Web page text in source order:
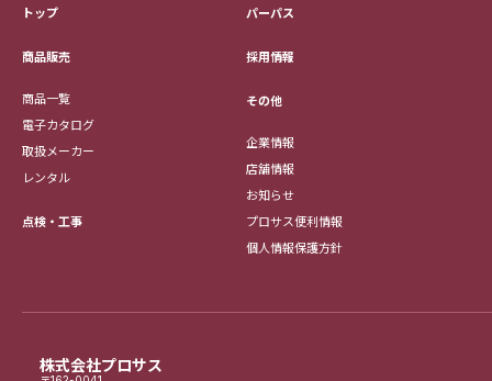
株式会社プロサス
トップ
商品販売
商品一覧
電子カタログ
取扱メーカー
レンタル
点検・工事
パーパス
採用情報
その他
企業情報
店舗情報
お知らせ
プロサス便利情報
個人情報保護方針